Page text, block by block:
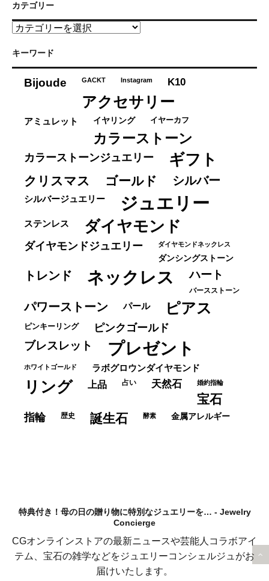
カテゴリー
カ
ゴ
リ
キーワード
Bijoude GACKT Instagram K10
アクセサリー
アミュレット イヤリング イヤーカフ
カラーストーン
カラーストーンジュエリー ギフト
クリスマス ゴールド シルバー
シルバージュエリー ジュエリー
ステンレス ダイヤモンド
ダイヤモンドジュエリー ダイヤモンドネックレス
ダンシングストーン
トレンド ネックレス ハート
バースストーン
パワーストーン パール ピアス
ピンキーリング ピンクゴールド
ブレスレット プレゼント
ホワイトゴールド ラボグロウンダイヤモンド
リング 上品 占い 天然石 婚約指輪
宝石
指輪 歴史 誕生石 酵素 金属アレルギー
特典付き！母の日の贈り物に特別なジュエリーを… - Jewelry
Concierge
CGオンラインストアの最新ニュースや芸能人コラボアイ
テム、宝石の雑学などをジュエリーコンシェルジュがお
届けいたします。